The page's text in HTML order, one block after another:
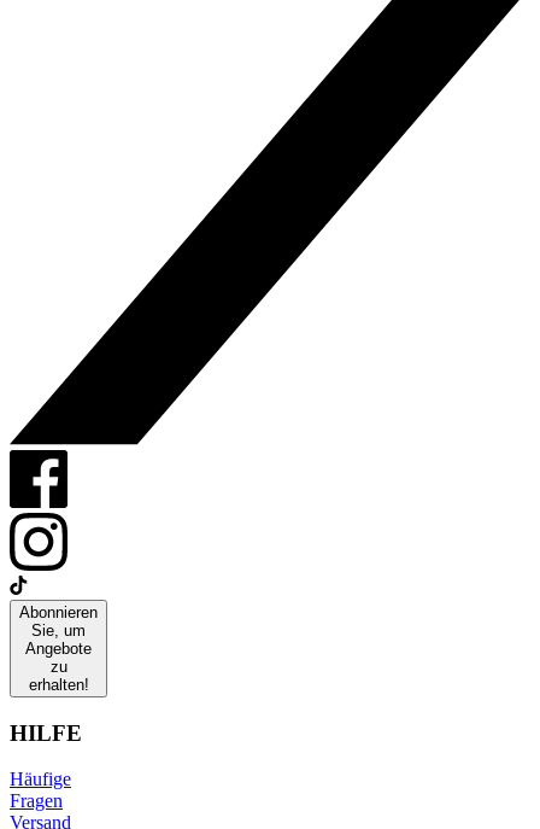
Abonnieren
Sie, um
Angebote
zu
erhalten!
HILFE
Häufige
Fragen
Versand